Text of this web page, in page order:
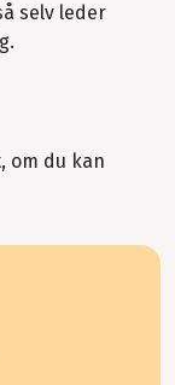
selv leder
om du kan